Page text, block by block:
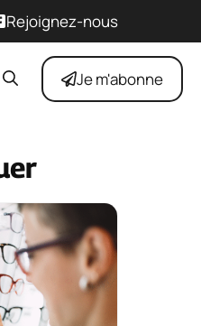
Rejoignez-nous
Je m'abonne